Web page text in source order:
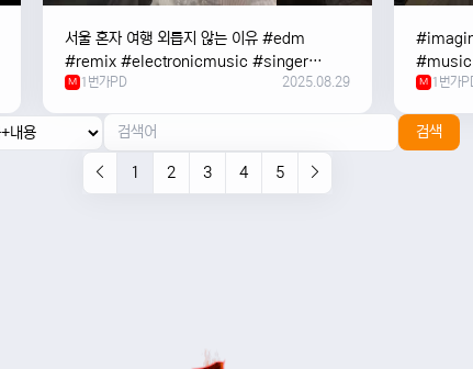
서울 혼자 여행 외릅지 않는 이유 #edm
#remix #electronicmusic #singer
#newmusic #music #여행 #trending
M 1번가PD 2025.08.29 M 1번가
검색
1 2 3 4 5